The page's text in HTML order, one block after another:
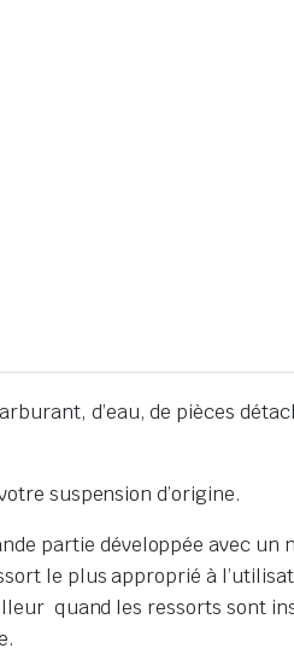
d’eau, de pièces
suspension d’origine.
partie développée avec un
le plus approprié à
quand les ressorts sont